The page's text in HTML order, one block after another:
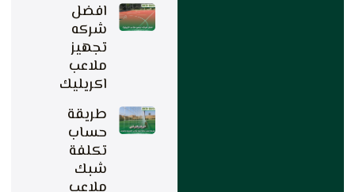
افضل
شركه
تجهيز
ملاعب
اكريليك
طريقة
حساب
تكلفة
شبك